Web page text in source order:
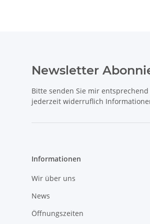
Newsletter
Bitte senden Sie mir
jederzeit widerruflich
Informationen
Wir über uns
News
Öffnungszeiten